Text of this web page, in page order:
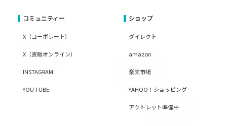
コミュニティー
X（コーポレート）
X（直販オンライン）
INSTAGRAM
YOU TUBE
ショップ
ダイレクト
amazon
楽天市場
YAHOO！ショッピング
アウトレット準備中